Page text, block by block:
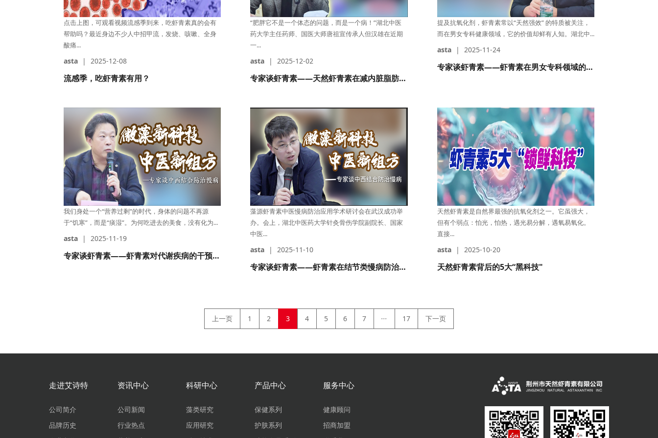
点击上图，可观看视频流感季到来，吃虾青素真的会有
帮助吗？最近身边不少人中招甲流，发烧、咳嗽、全身
酸痛...
asta | 2025-12-08
流感季，吃虾青素有用？
“肥胖它不是一个体态的问题，而是一个病！”湖北中医
药大学主任药师、国医大师唐祖宣传承人但汉雄在近期
一...
asta | 2025-12-02
专家谈虾青素——天然虾青素在减内脏脂肪方面的作用
提及抗氧化剂，虾青素常以“天然强效” 的特质被关注，
而在男女专科健康领域，它的价值却鲜有人知。湖北中...
asta | 2025-11-24
专家谈虾青素——虾青素在男女专科领域的独特价值
我们身处一个“营养过剩”的时代，身体的问题不再源
于“饥寒”，而是“痰湿”。为何吃进去的美食，没有化为...
asta | 2025-11-19
专家谈虾青素——虾青素对代谢疾病的干预作用
藻源虾青素中医慢病防治应用学术研讨会在武汉成功举
办。会上，湖北中医药大学针灸骨伤学院副院长、国家
中医...
asta | 2025-11-10
专家谈虾青素——虾青素在结节类慢病防治潜力
天然虾青素是自然界最强的抗氧化剂之一。它虽强大，
但有个弱点：怕光，怕热，遇光易分解，遇氧易氧化。
直接...
asta | 2025-10-20
天然虾青素背后的5大“黑科技"
上一页 1 2 3 4 5 6 7 ... 17 下一页
走进艾诗特
公司简介
品牌历史
资讯中心
公司新闻
行业热点
科研中心
藻类研究
应用研究
产品中心
保健系列
护肤系列
服务中心
健康顾问
招商加盟